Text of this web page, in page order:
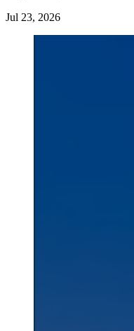
Jul 23, 2026